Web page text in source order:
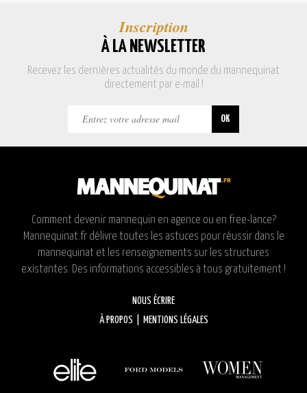
Inscription
À LA NEWSLETTER
Recevez les dernières actualités du monde du mannequinat
directement par e-mail !
Comment devenir mannequin en agence ou en free-lance?
Mannequinat.fr délivre toutes les astuces pour réussir dans le
mannequinat et les renseignements sur les structures
existantes. Des informations accessibles à tous gratuitement !
NOUS ÉCRIRE
À PROPOS
MENTIONS LÉGALES